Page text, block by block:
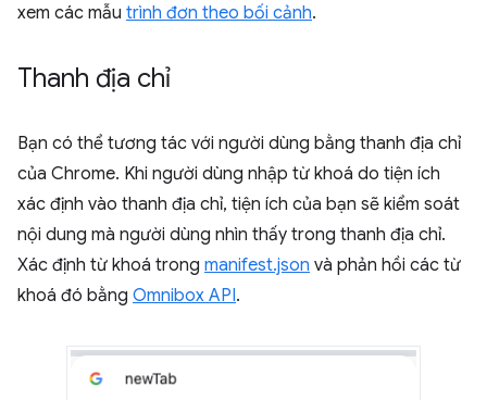
xem các mẫu trình đơn theo bối cảnh.
Thanh địa chỉ
Bạn có thể tương tác với người dùng bằng thanh địa chỉ
của Chrome. Khi người dùng nhập từ khoá do tiện ích
xác định vào thanh địa chỉ, tiện ích của bạn sẽ kiểm soát
nội dung mà người dùng nhìn thấy trong thanh địa chỉ.
Xác định từ khoá trong manifest.json và phản hồi các từ
khoá đó bằng Omnibox API.